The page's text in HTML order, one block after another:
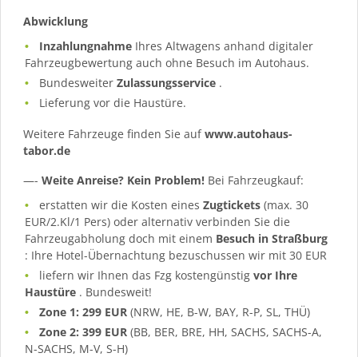
Abwicklung
Inzahlungnahme Ihres Altwagens anhand digitaler
Fahrzeugbewertung auch ohne Besuch im Autohaus.
BundesweiterZulassungsservice .
Lieferung vor die Haustüre.
Weitere Fahrzeuge finden Sie aufwww.autohaus-
tabor.de
—- Weite Anreise? Kein Problem! Bei Fahrzeugkauf:
erstatten wir die Kosten einesZugtickets(max. 30
EUR/2.Kl/1 Pers) oder alternativ verbinden Sie die
Fahrzeugabholung doch mit einem Besuch in Straßburg
: Ihre Hotel-Übernachtung bezuschussen wir mit 30 EUR
liefern wir Ihnen das Fzg kostengünstigvor Ihre
Haustüre . Bundesweit!
Zone 1: 299 EUR (NRW, HE, B-W, BAY, R-P, SL, THÜ)
Zone 2: 399 EUR (BB, BER, BRE, HH, SACHS, SACHS-A,
N-SACHS, M-V, S-H)